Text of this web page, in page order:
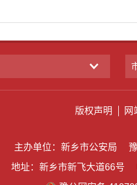
版权声明 网
主办单位：新乡市公安局
地址：新乡市新飞大道66号